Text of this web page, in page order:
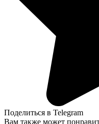
Поделиться в Telegram
Вам также может